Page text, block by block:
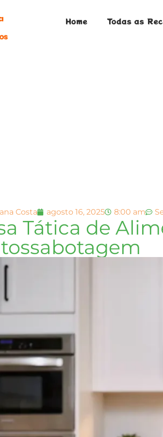
Home Todas as
Costa agosto 16, 2025 8:00 am
Tática de